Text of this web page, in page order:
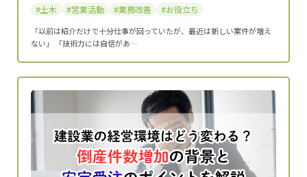
土木 営業活動 業務改善 お役立ち
「以前は紹介だけで十分仕事が回っていたが、最近は新しい案件が増え
ない」 「技術力には自信があ…